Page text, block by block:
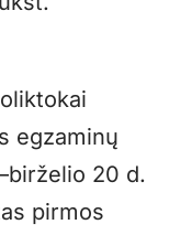
egzaminų
20 d.
pirmos